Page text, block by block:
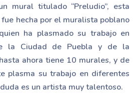
mural titulado “Preludio”, esta
hecha por el muralista poblano
ha plasmado su trabajo en
la Ciudad de Puebla y de la
ahora tiene 10 murales, y de
plasma su trabajo en diferentes
es un artista muy talentoso.